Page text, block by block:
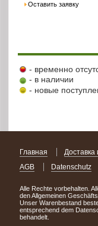
Оставить заявку
- временно
- в наличии
- новые
Главная Доставка
AGB
Datenschutz
Alle Rechte vorbehalten.
den Allgemeinen
Unser Warenbestand
entsprechend dem
behandelt.